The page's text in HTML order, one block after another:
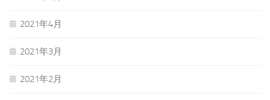
2021年4月
2021年3月
2021年2月